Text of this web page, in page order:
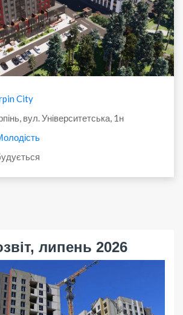
City
вул. Університетська, 1н
липень 2026